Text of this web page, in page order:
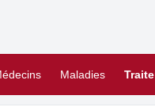
Maladies